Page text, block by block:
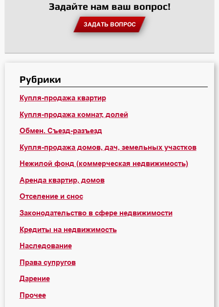
Задайте нам ваш вопрос!
ЗАДАТЬ ВОПРОС
Рубрики
Купля-продажа квартир
Купля-продажа комнат, долей
Обмен. Съезд-разъезд
Купля-продажа домов, дач, земельных участков
Нежилой фонд (коммерческая недвижимость)
Аренда квартир, домов
Отселение и снос
Законодательство в сфере недвижимости
Кредиты на недвижимость
Наследование
Права супругов
Дарение
Прочее